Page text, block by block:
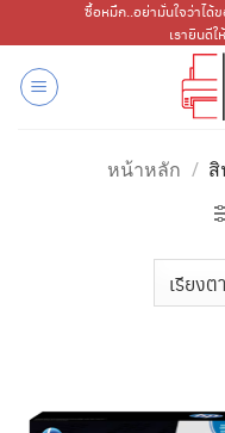
ไป
เนื้อหา
ซื้อหมึก..อย่ามั่นใจว่าได้
เรายินดี
หน้าหลัก / สิ